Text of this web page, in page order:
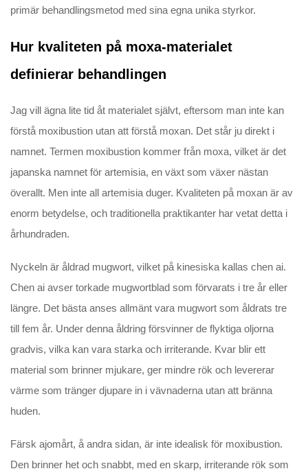
primär behandlingsmetod med sina egna unika styrkor.
Hur kvaliteten på moxa-materialet
definierar behandlingen
Jag vill ägna lite tid åt materialet självt, eftersom man inte kan
förstå moxibustion utan att förstå moxan. Det står ju direkt i
namnet. Termen moxibustion kommer från moxa, vilket är det
japanska namnet för artemisia, en växt som växer nästan
överallt. Men inte all artemisia duger. Kvaliteten på moxan är av
enorm betydelse, och traditionella praktikanter har vetat detta i
århundraden.
Nyckeln är åldrad mugwort, vilket på kinesiska kallas chen ai.
Chen ai avser torkade mugwortblad som förvarats i tre år eller
längre. Det bästa anses allmänt vara mugwort som åldrats tre
till fem år. Under denna åldring försvinner de flyktiga oljorna
gradvis, vilka kan vara starka och irriterande. Kvar blir ett
material som brinner mjukare, ger mindre rök och levererar
värme som tränger djupare in i vävnaderna utan att bränna
huden.
Färsk ajomårt, å andra sidan, är inte idealisk för moxibustion.
Den brinner het och snabbt, med en skarp, irriterande rök som